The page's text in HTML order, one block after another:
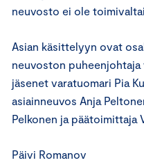
neuvosto ei ole
Asian käsittelyyn ovat
neuvoston puheenjohtaja
jäsenet varatuomari Pia
asiainneuvos Anja
Pelkonen ja päätoimittaja
Päivi